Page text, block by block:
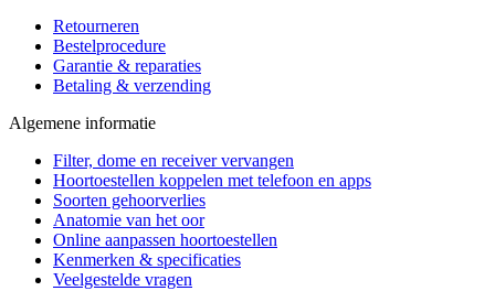
Retourneren
Bestelprocedure
Garantie & reparaties
Betaling & verzending
Algemene informatie
Filter, dome en receiver vervangen
Hoortoestellen koppelen met telefoon en apps
Soorten gehoorverlies
Anatomie van het oor
Online aanpassen hoortoestellen
Kenmerken & specificaties
Veelgestelde vragen